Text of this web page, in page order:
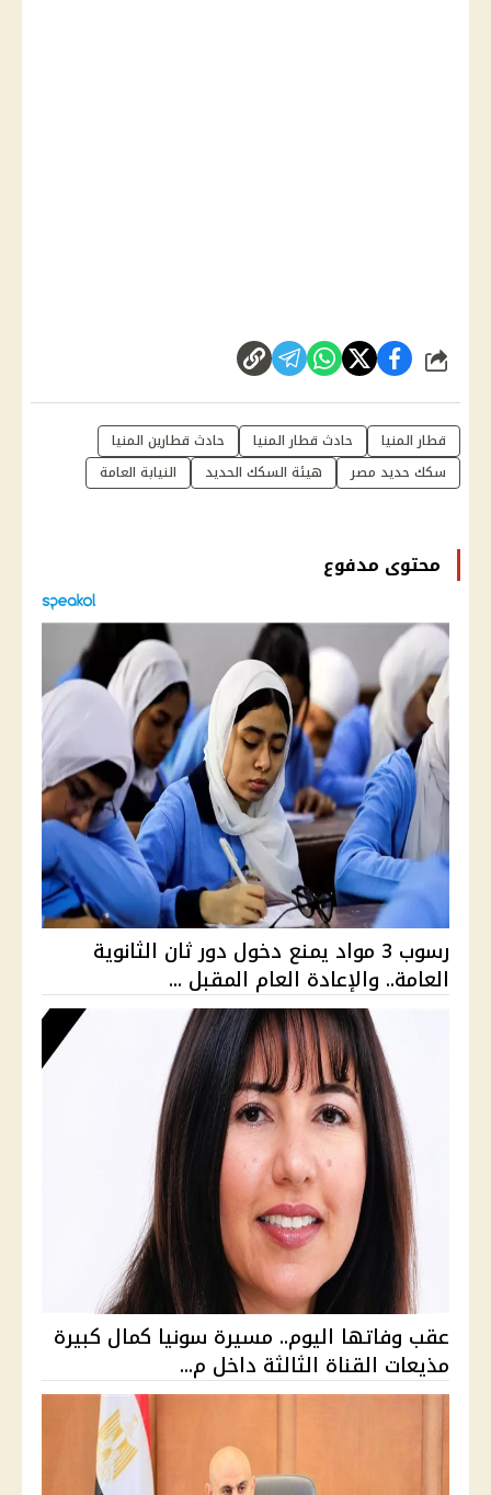
شارك
قطار المنيا حادث قطار المنيا
حادث قطارين المنيا
سكك حديد مصر
هيئة السكك الحديد النيابة العامة
محتوى مدفوع
رسوب 3 مواد يمنع دخول دور ثان الثانوية
العامة.. والإعادة العام المقبل ...
عقب وفاتها اليوم.. مسيرة سونيا كمال كبيرة
مذيعات القناة الثالثة داخل م...